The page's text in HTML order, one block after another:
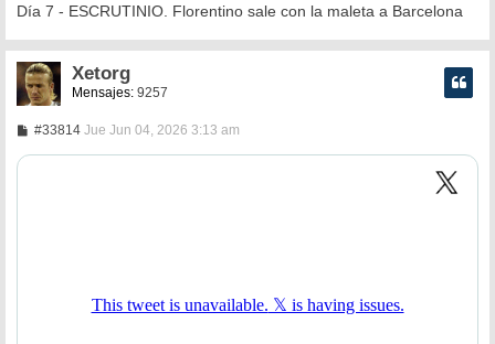
Día 7 - ESCRUTINIO. Florentino sale con la maleta a Barcelona
Xetorg
Mensajes: 9257
#33814M
n
Jue Jun 04, 2026 3:13 am